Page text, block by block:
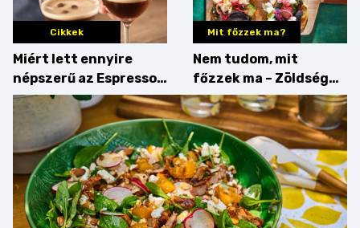
Cikkek
Miért lett ennyire
népszerű az Espresso
Martini – és mit
érdemes enni mellé?
Mit főzzek ma?
Nem tudom, mit
főzzek ma – Zöldség
minden mennyiségben